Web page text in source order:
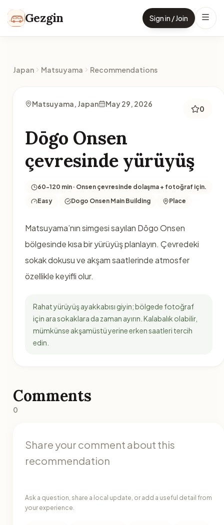
Gezgin Sign in / Join
Japan Matsuyama Recommendations
Matsuyama, Japan May 29, 2026
0
Dōgo Onsen
çevresinde yürüyüş
60-120 min · Onsen çevresinde dolaşma + fotoğraf için.
Easy
Dogo Onsen Main Building Place
Matsuyama’nın simgesi sayılan Dōgo Onsen
bölgesinde kısa bir yürüyüş planlayın. Çevredeki
sokak dokusu ve akşam saatlerinde atmosfer
özellikle keyifli olur.
Rahat yürüyüş ayakkabısı giyin; bölgede fotoğraf
için ara sokaklara da zaman ayırın. Kalabalık olabilir,
mümkünse akşamüstü yerine erken saatleri tercih
edin.
Comments
0
Ask a question, share a local update, or add a useful detail from
your experience.